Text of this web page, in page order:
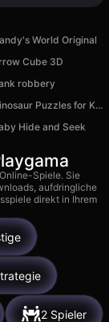
World Original
Cube 3D
robbery
Dinosaur Puzzles for Kids
Hide and Seek
Spiele. Sie
aufdringliche
direkt in Ihrem
2 Spieler